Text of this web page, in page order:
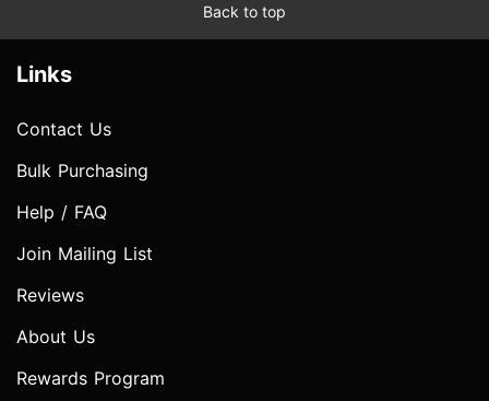
Back to top
Links
Contact Us
Bulk Purchasing
Help / FAQ
Join Mailing List
Reviews
About Us
Rewards Program